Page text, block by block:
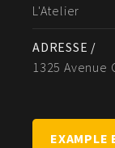
L'Atelier
ADRESSE /
1325 Avenue
EXAMPLE